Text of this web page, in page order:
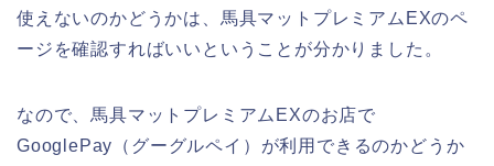
使えないのかどうかは、馬具マットプレミアムEXのペ
ージを確認すればいいということが分かりました。
なので、馬具マットプレミアムEXのお店で
GooglePay（グーグルペイ）が利用できるのかどうか